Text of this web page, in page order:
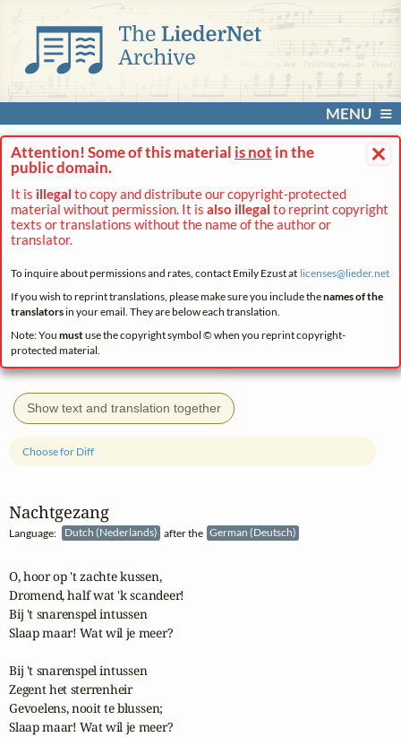
MENU
×
Attention! Some of this material is not in the
public domain.
It is illegal to copy and distribute our copyright-protected
material without permission. It is also illegal to reprint copyright
texts or translations without the name of the author or
translator.
To inquire about permissions and rates, contact Emily Ezust at licenses@lieder.net
If you wish to reprint translations, please make sure you include thenames of the
translatorsin your email. They are below each translation.
Note: You mustuse the copyright symbol © when you reprint copyright-
protected material.
Show text and translation together
Nachtgezang
Language: Dutch (Nederlands) after the German (Deutsch)
Choose for Diff
O, hoor op 't zachte kussen,
Dromend, half wat 'k scandeer!
Bij 't snarenspel intussen
Slaap maar! Wat wil je meer?
Bij 't snarenspel intussen
Zegent het sterrenheir
Gevoelens, nooit te blussen;
Slaap maar! Wat wil je meer?